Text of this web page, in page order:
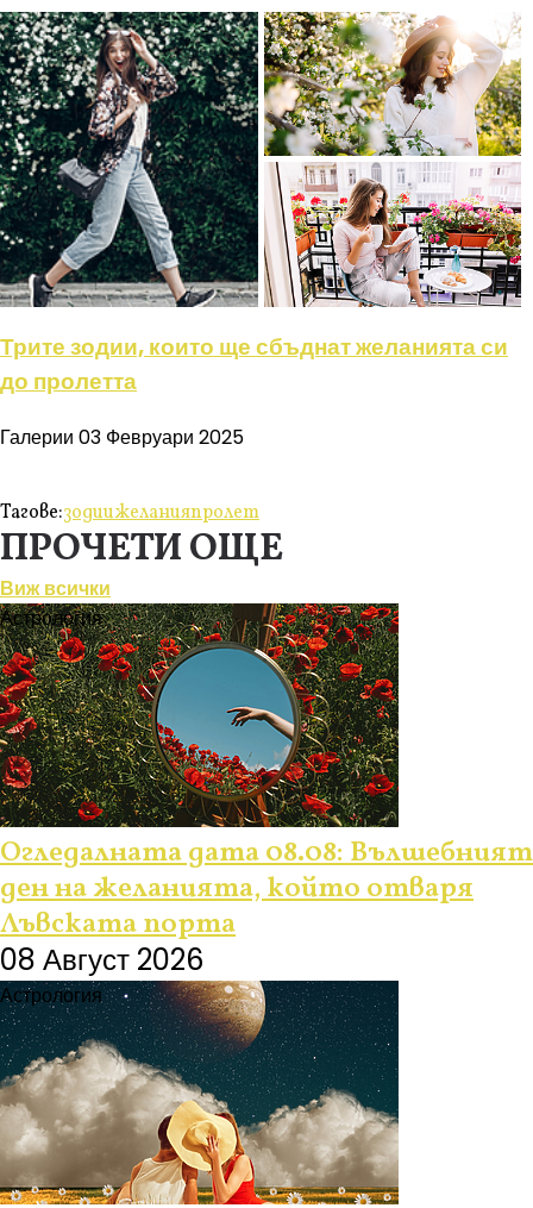
Трите зодии, които ще сбъднат желанията си
до пролетта
Галерии 03 Февруари 2025
Тагове:зодиижеланияпролет
ПРОЧЕТИ ОЩЕ
Виж всички
Астрология
Огледалната дата 08.08: Вълшебният
ден на желанията, който отваря
Лъвската порта
08 Август 2026
Астрология